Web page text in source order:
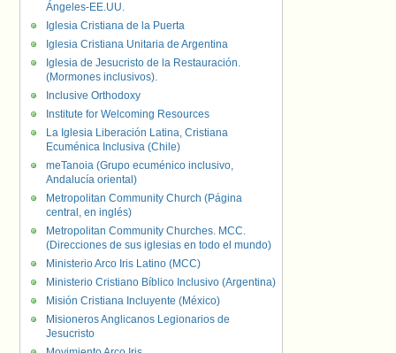
Ángeles-EE.UU.
Iglesia Cristiana de la Puerta
Iglesia Cristiana Unitaria de Argentina
Iglesia de Jesucristo de la Restauración.
(Mormones inclusivos).
Inclusive Orthodoxy
Institute for Welcoming Resources
La Iglesia Liberación Latina, Cristiana
Ecuménica Inclusiva (Chile)
meTanoia (Grupo ecuménico inclusivo,
Andalucía oriental)
Metropolitan Community Church (Página
central, en inglés)
Metropolitan Community Churches. MCC.
(Direcciones de sus iglesias en todo el mundo)
Ministerio Arco Iris Latino (MCC)
Ministerio Cristiano Bíblico Inclusivo (Argentina)
Misión Cristiana Incluyente (México)
Misioneros Anglicanos Legionarios de
Jesucristo